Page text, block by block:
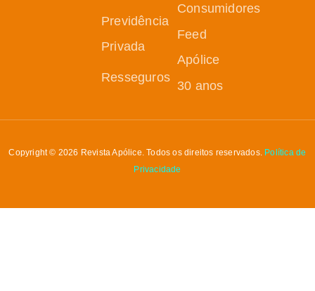
Previdência
Privada
Resseguros
Consumidores
Feed
Apólice
30 anos
Copyright © 2026 Revista Apólice. Todos os direitos reservados. Política de
Privacidade